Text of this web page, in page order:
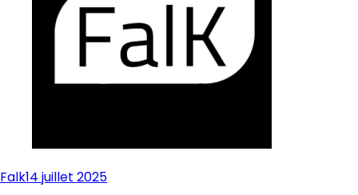
Falk14 juillet 2025